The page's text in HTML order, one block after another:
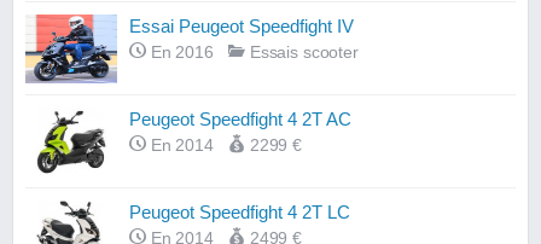
Essai Peugeot Speedfight IV
En 2016 Essais scooter
Peugeot Speedfight 4 2T AC
En 2014 2299 €
Peugeot Speedfight 4 2T LC
En 2014 2499 €